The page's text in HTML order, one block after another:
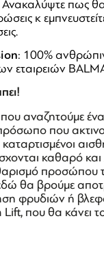
πως θα
κ
: 100%
εταιρειών
αναζητούμε
που
καθαρό
προσώπου
θα βρούμε
φρυδιών ή
Lift, που θα κάνει